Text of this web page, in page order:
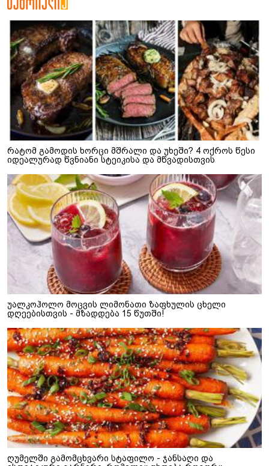
რატომ გამოდის ხორცი მშრალი და უხეში? 4 ოქროს წესი
იდეალურად წვნიანი სტეიკისა და მწვადისთვის
უალკოჰოლო მოცვის ლიმონათი ზაფხულის ცხელი
დღეებისთვის - მზადდება 15 წუთში!
ღუმელში გამომცხვარი სტაფილო - ჯანსაღი და